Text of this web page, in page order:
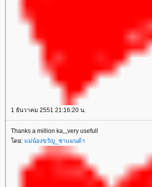
1 ธันวาคม 2551 21:16:20 น.
Thanks a million ka,,,very usefull
ดย: ม่น้องขวัญ_ซาแมนต้า